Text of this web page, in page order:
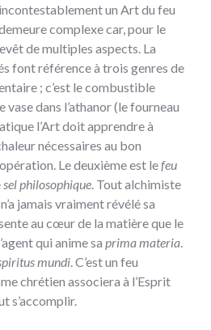
un Art du feu
complexe car, pour le
de multiples aspects. La
font référence à trois genres de
; c’est le combustible
dans l’athanor (le fourneau
l’Art doit apprendre à
nécessaires au bon
Le deuxième est lefeu
sel philosophique . Tout alchimiste
jamais vraiment révélé sa
au cœur de la matière que le
qui anime sa prima materia
mundi . C’est un feu
chrétien associera à l’Esprit
s’accomplir.